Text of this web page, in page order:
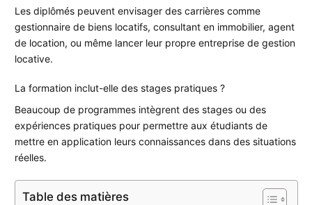
Les diplômés peuvent envisager des carrières comme
gestionnaire de biens locatifs, consultant en immobilier, agent
de location, ou même lancer leur propre entreprise de gestion
locative.
La formation inclut-elle des stages pratiques ?
Beaucoup de programmes intègrent des stages ou des
expériences pratiques pour permettre aux étudiants de
mettre en application leurs connaissances dans des situations
réelles.
Table des matières